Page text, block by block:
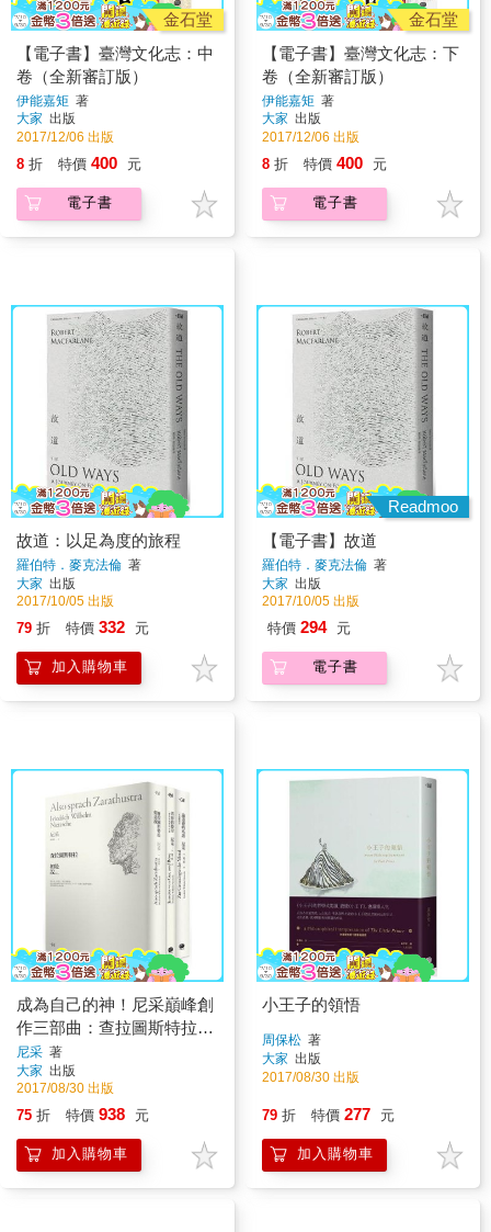
金石堂
【電子書】臺灣文化志：中
卷（全新審訂版）
伊能嘉矩 著
大家 出版
2017/12/06 出版
8 折 特價 400 元
電子書
金石堂
【電子書】臺灣文化志：下
卷（全新審訂版）
伊能嘉矩 著
大家 出版
2017/12/06 出版
8 折 特價 400 元
電子書
故道：以足為度的旅程
羅伯特．麥克法倫 著
大家 出版
2017/10/05 出版
79 折 特價 332 元
加入購物車
Readmoo
【電子書】故道
羅伯特．麥克法倫 著
大家 出版
2017/10/05 出版
特價 294 元
電子書
成為自己的神！尼采巔峰創
作三部曲：查拉圖斯特拉如
是說╳善惡的彼岸╳論道德
的系譜
尼采 著
大家 出版
2017/08/30 出版
75 折 特價 938 元
加入購物車
小王子的領悟
周保松 著
大家 出版
2017/08/30 出版
79 折 特價 277 元
加入購物車